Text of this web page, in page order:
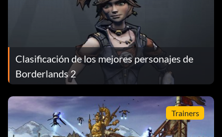
Clasificación de los mejores personajes de
Borderlands 2
Trainers